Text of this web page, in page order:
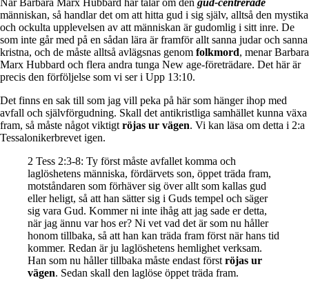
människan, så handlar det om att hitta gud i sig själv, alltså den mystika
och ockulta upplevelsen av att människan är gudomlig i sitt inre. De
som inte går med på en sådan lära är framför allt sanna judar och sanna
kristna, och de måste alltså avlägsnas genom folkmord, menar Barbara
Marx Hubbard och flera andra tunga New age-företrädare. Det här är
precis den förföljelse som vi ser i Upp 13:10.
Det finns en sak till som jag vill peka på här som hänger ihop med
avfall och självförgudning. Skall det antikristliga samhället kunna växa
fram, så måste något viktigt röjas ur vägen. Vi kan läsa om detta i 2:a
Tessalonikerbrevet igen.
2 Tess 2:3-8: Ty först måste avfallet komma och
laglöshetens människa, fördärvets son, öppet träda fram,
motståndaren som förhäver sig över allt som kallas gud
eller heligt, så att han sätter sig i Guds tempel och säger
sig vara Gud. Kommer ni inte ihåg att jag sade er detta,
när jag ännu var hos er? Ni vet vad det är som nu håller
honom tillbaka, så att han kan träda fram först när hans tid
kommer. Redan är ju laglöshetens hemlighet verksam.
Han som nu håller tillbaka måste endast först röjas ur
vägen. Sedan skall den laglöse öppet träda fram.